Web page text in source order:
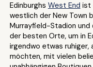
Edinburghs West End ist
westlich der New Town
Murrayfield-Stadion und
der besten Orte, um in
irgendwo etwas ruhiger,
möchten, mit vielen